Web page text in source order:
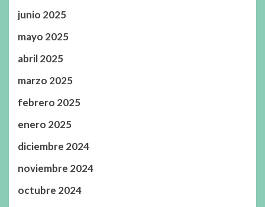
junio 2025
mayo 2025
abril 2025
marzo 2025
febrero 2025
enero 2025
diciembre 2024
noviembre 2024
octubre 2024